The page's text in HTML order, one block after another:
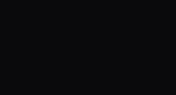
מיזוג אויר בע'מ
בע"מ